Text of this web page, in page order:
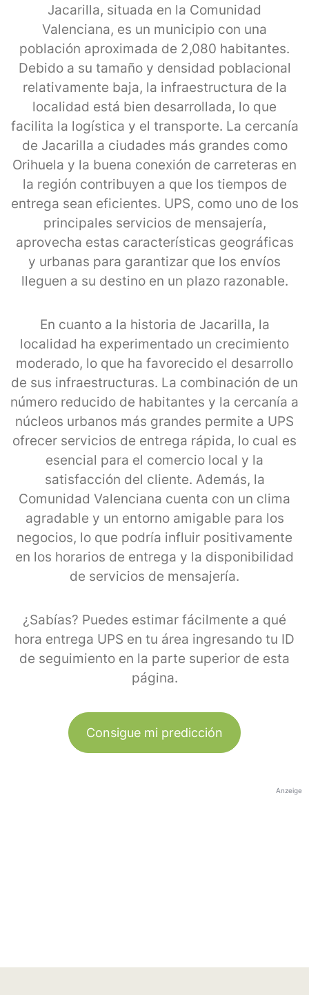
Jacarilla, situada en la Comunidad
Valenciana, es un municipio con una
población aproximada de 2,080 habitantes.
Debido a su tamaño y densidad poblacional
relativamente baja, la infraestructura de la
localidad está bien desarrollada, lo que
facilita la logística y el transporte. La cercanía
de Jacarilla a ciudades más grandes como
Orihuela y la buena conexión de carreteras en
la región contribuyen a que los tiempos de
entrega sean eficientes. UPS, como uno de los
principales servicios de mensajería,
aprovecha estas características geográficas
y urbanas para garantizar que los envíos
lleguen a su destino en un plazo razonable.
En cuanto a la historia de Jacarilla, la
localidad ha experimentado un crecimiento
moderado, lo que ha favorecido el desarrollo
de sus infraestructuras. La combinación de un
número reducido de habitantes y la cercanía a
núcleos urbanos más grandes permite a UPS
ofrecer servicios de entrega rápida, lo cual es
esencial para el comercio local y la
satisfacción del cliente. Además, la
Comunidad Valenciana cuenta con un clima
agradable y un entorno amigable para los
negocios, lo que podría influir positivamente
en los horarios de entrega y la disponibilidad
de servicios de mensajería.
¿Sabías? Puedes estimar fácilmente a qué
hora entrega UPS en tu área ingresando tu ID
de seguimiento en la parte superior de esta
página.
Consigue mi predicción
Anzeige